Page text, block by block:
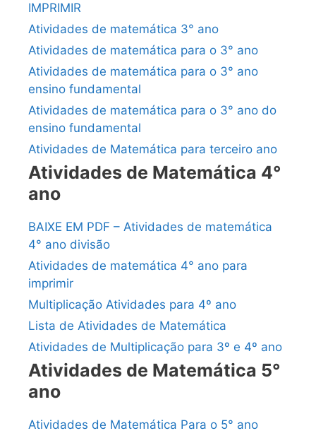
IMPRIMIR
Atividades de matemática 3° ano
Atividades de matemática para o 3° ano
Atividades de matemática para o 3° ano
ensino fundamental
Atividades de matemática para o 3° ano do
ensino fundamental
Atividades de Matemática para terceiro ano
Atividades de Matemática 4°
ano
BAIXE EM PDF – Atividades de matemática
4° ano divisão
Atividades de matemática 4° ano para
imprimir
Multiplicação Atividades para 4º ano
Lista de Atividades de Matemática
Atividades de Multiplicação para 3º e 4º ano
Atividades de Matemática 5°
ano
Atividades de Matemática Para o 5° ano